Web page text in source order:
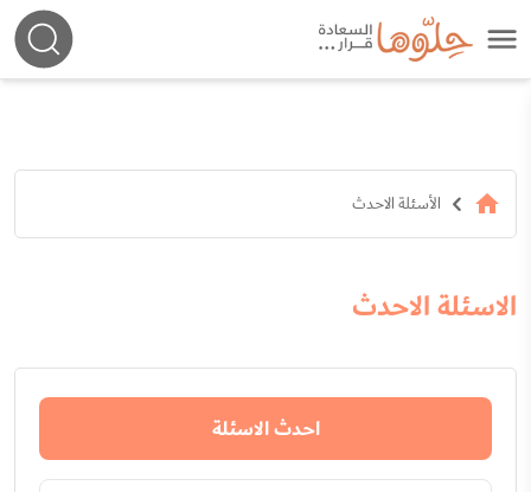
الأسئلة الاحدث
الاسئلة الاحدث
احدث الاسئلة